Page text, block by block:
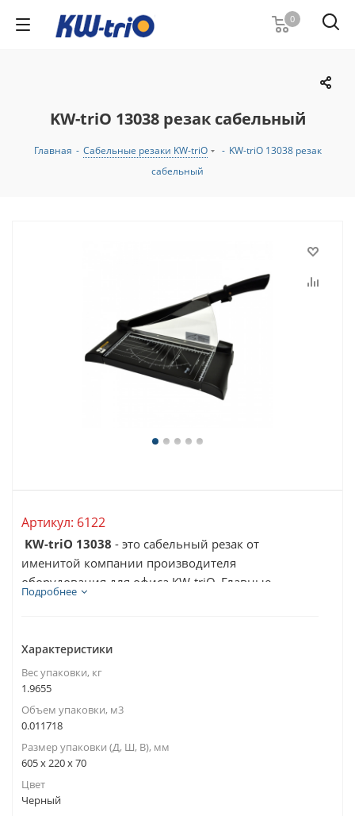
0
KW-triO 13038 резак сабельный
Главная - Сабельные резаки KW-triO - KW-triO 13038 резак
сабельный
Артикул: 6122
KW-triO 13038 - это сабельный резак от
именитой компании производителя
оборудования для офиса KW-triO. Главные
характеристики техники...
Подробнее
Характеристики
Вес упаковки, кг
1.9655
Объем упаковки, м3
0.011718
Размер упаковки (Д, Ш, В), мм
605 x 220 x 70
Цвет
Черный